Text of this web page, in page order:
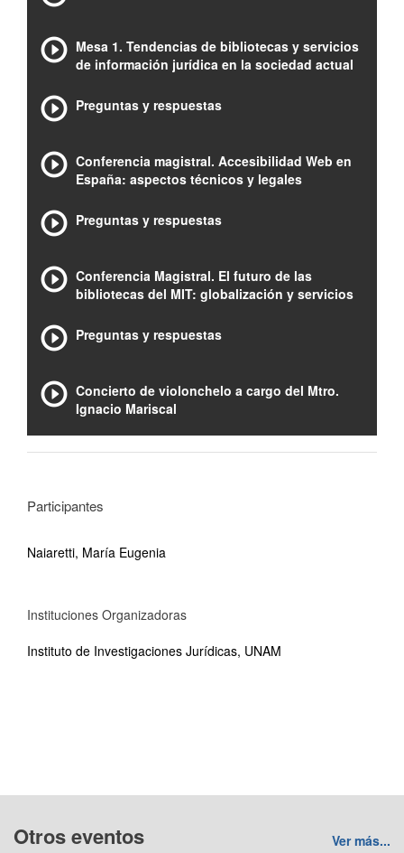
Mesa 1. Tendencias de bibliotecas y servicios
de información jurídica en la sociedad actual
Preguntas y respuestas
Conferencia magistral. Accesibilidad Web en
España: aspectos técnicos y legales
Preguntas y respuestas
Conferencia Magistral. El futuro de las
bibliotecas del MIT: globalización y servicios
Preguntas y respuestas
Concierto de violonchelo a cargo del Mtro.
Ignacio Mariscal
Participantes
Naiaretti, María Eugenia
Instituciones Organizadoras
Instituto de Investigaciones Jurídicas, UNAM
Otros eventos Ver más...